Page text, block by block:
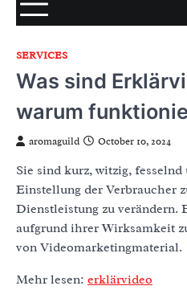
SERVICES
Was sind
warum
aromaguild October 10, 2024
Sie sind kurz, witzig,
Einstellung der Verbraucher
Dienstleistung zu verändern.
aufgrund ihrer Wirksamkeit
von Videomarketingmaterial.
Mehr lesen: erklärvideo